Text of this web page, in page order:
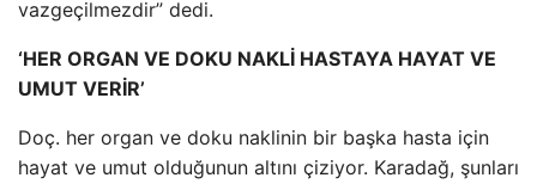
vazgeçilmezdir” dedi.
‘HER ORGAN VE DOKU NAKLİ HASTAYA HAYAT VE
UMUT VERİR’
Doç. her organ ve doku naklinin bir başka hasta için
hayat ve umut olduğunun altını çiziyor. Karadağ, şunları